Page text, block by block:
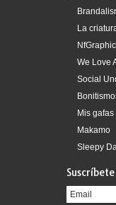
La
We Love
Social
Mis
Makamo
Sleepy
Suscríbete